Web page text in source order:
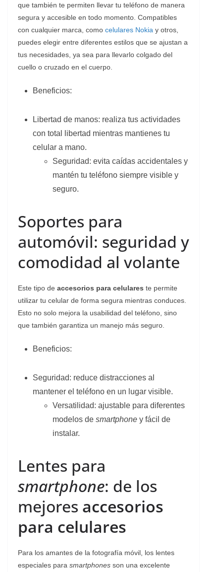
que también te permiten llevar tu teléfono de manera
segura y accesible en todo momento. Compatibles
con cualquier marca, como celulares Nokia y otros,
puedes elegir entre diferentes estilos que se ajustan a
tus necesidades, ya sea para llevarlo colgado del
cuello o cruzado en el cuerpo.
Beneficios:
Libertad de manos: realiza tus actividades
con total libertad mientras mantienes tu
celular a mano.
Seguridad: evita caídas accidentales y
mantén tu teléfono siempre visible y
seguro.
Soportes para
automóvil: seguridad y
comodidad al volante
Este tipo de accesorios para celulares te permite
utilizar tu celular de forma segura mientras conduces.
Esto no solo mejora la usabilidad del teléfono, sino
que también garantiza un manejo más seguro.
Beneficios:
Seguridad: reduce distracciones al
mantener el teléfono en un lugar visible.
Versatilidad: ajustable para diferentes
modelos de smartphone y fácil de
instalar.
Lentes para
smartphone: de los
mejores accesorios
para celulares
Para los amantes de la fotografía móvil, los lentes
especiales para smartphones son una excelente